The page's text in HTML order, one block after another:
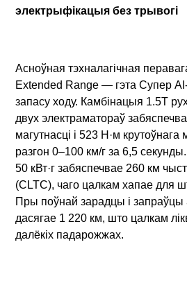
электрыфікацыя без трывогі
Асноўная тэхналагічная
Extended Range — гэта Супер
запасу ходу. Камбінацыя 1.5T
двух электраматораў
магутнасці і 523 Н·м
разгон 0–100 км/г за 6,5
50 кВт·г забяспечвае 260 км
(CLTC), чаго цалкам хапае для
Пры поўнай зарадцы і запраўцы
дасягае 1 220 км, што цалкам
далёкіх падарожжах.